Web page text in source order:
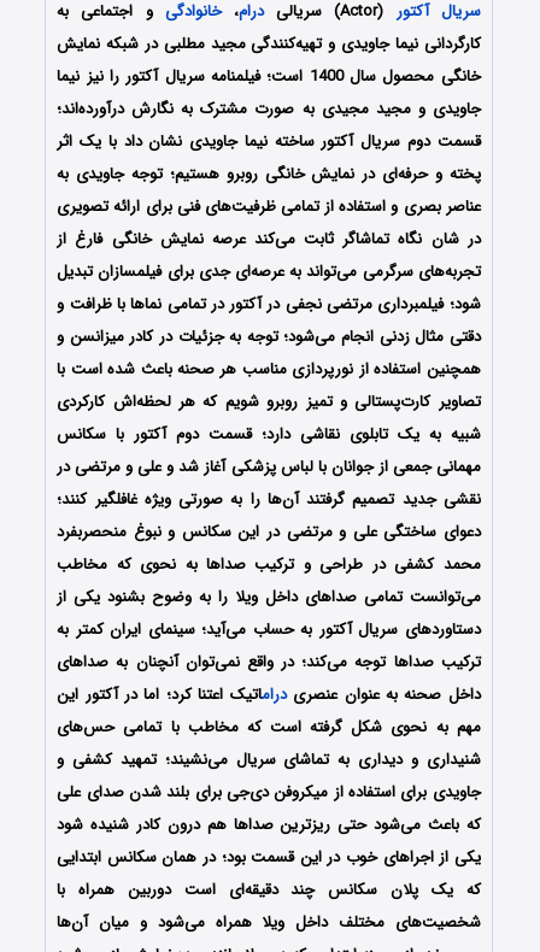
سریال آکتور (Actor) سریالی درام،خانوادگی و اجتماعی به
کارگردانی نیما جاویدی و تهیه‌کنندگی مجید مطلبی در شبکه نمایش
خانگی محصول سال 1400 است؛ فیلمنامه سریال آکتور را نیز
نیما
جاویدی و مجید مجیدی به صورت مشترک به نگارش درآورده‌اند؛
قسمت دوم سریال آکتور ساخته نیما جاویدی نشان داد با یک اثر
پخته و حرفه‌ای در نمایش خانگی روبرو هستیم؛ توجه جاویدی به
عناصر بصری و استفاده از تمامی ظرفیت‌های فنی برای ارائه تصویری
در شان نگاه تماشاگر ثابت می‌کند عرصه نمایش خانگی فارغ از
تجربه‌های سرگرمی می‌تواند به عرصه‌ای جدی برای فیلمسازان تبدیل
شود؛ فیلمبرداری مرتضی نجفی در آکتور در تمامی نماها با ظرافت و
دقتی مثال زدنی انجام می‌شود؛ توجه به جزئیات در کادر میزانسن و
همچنین استفاده از نورپردازی مناسب هر صحنه باعث شده است با
تصاویر کارت‌پستالی و تمیز روبرو شویم که هر لحظه‌اش کارکردی
شبیه به یک تابلوی نقاشی دارد؛ قسمت دوم آکتور با سکانس
مهمانی جمعی از جوانان با لباس پزشکی آغاز شد و علی و مرتضی در
نقشی جدید تصمیم گرفتند آن‌ها را به صورتی ویژه غافلگیر کنند؛
دعوای ساختگی علی و مرتضی در این سکانس و نبوغ منحصربفرد
محمد کشفی در طراحی و ترکیب صداها به نحوی که مخاطب
می‌توانست تمامی صداهای داخل ویلا را به وضوح بشنود یکی از
دستاوردهای سریال آکتور به حساب می‌آید؛ سینمای ایران کمتر به
ترکیب صداها توجه می‌کند؛ در واقع نمی‌توان آنچنان به صداهای
داخل صحنه به عنوان عنصریدراماتیک اعتنا کرد؛ اما در آکتور این
مهم به نحوی شکل گرفته است که مخاطب با تمامی حس‌های
شنیداری و دیداری‌ به تماشای سریال می‌نشیند؛ تمهید کشفی و
جاویدی برای استفاده از میکروفن دی‌جی برای بلند شدن صدای علی
که باعث می‌شود حتی ریزترین صداها هم درون کادر شنیده شود
یکی از اجراهای خوب در این قسمت بود؛ در همان سکانس ابتدایی
که یک پلان سکانس چند دقیقه‌ای است دوربین همراه با
شخصیت‌های مختلف داخل ویلا همراه می‌شود و میان آن‌ها